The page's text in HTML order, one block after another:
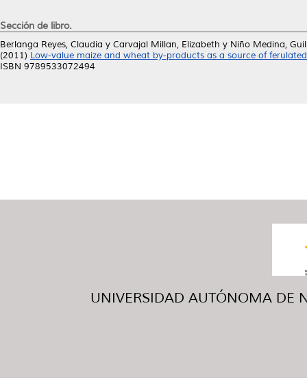
Sección de libro.
Berlanga Reyes, Claudia y Carvajal Millan, Elizabeth y Niño Medina,
(2011) Low-value maize and wheat by-products as a source of
ISBN 9789533072494
UNIVERSIDAD AUTÓNOMA DE